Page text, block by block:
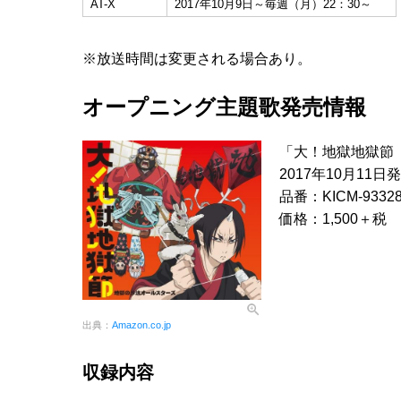
AT-X 2017年10月9日～毎週（月）22：30～
※放送時間は変更される場合あり。
オープニング主題歌発売情報
出典： Amazon.co.jp
「大！地獄地獄節
2017年10月11日
品番：KICM-
価格：1,500＋税
収録内容